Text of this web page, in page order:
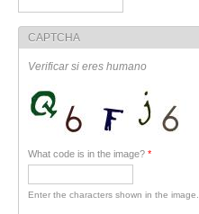
CAPTCHA
Verificar si eres humano
What code is in the image? *
Enter the characters shown in the image.